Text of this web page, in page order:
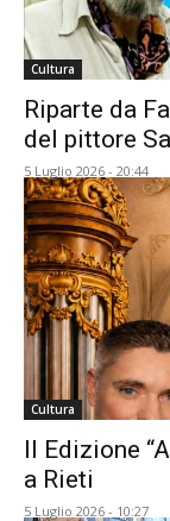
Cultura
Riparte da
del pittore
5 Luglio 2026 - 20:44
Cultura
II Edizione
a Rieti
5 Luglio 2026 - 10:27